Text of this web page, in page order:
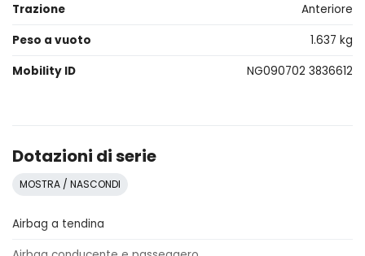
Trazione
Anteriore
Peso a vuoto
1.637 kg
Mobility ID
NG090702 3836612
Dotazioni di serie
MOSTRA / NASCONDI
Airbag a tendina